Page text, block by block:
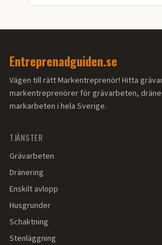
Entreprenadguiden.se
Vägen till rätt Markentreprenör! Hitta
markentreprenörer för grävarbeten,
markarbeten i hela Sverige.
TJÄNSTER
Grävarbeten
Dränering
Enskilt avlopp
Husgrunder
Schaktning
Stenläggning